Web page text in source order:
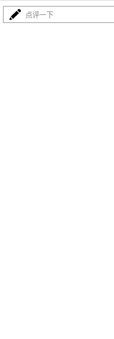
0 条评论
点评一下